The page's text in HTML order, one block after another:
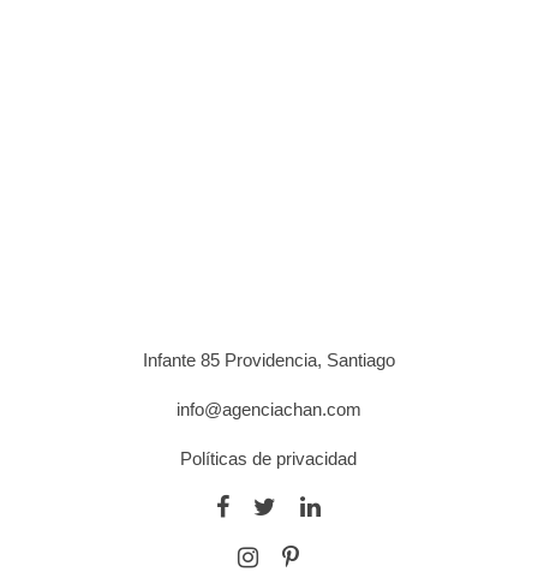
Infante 85 Providencia, Santiago
info@agenciachan.com
Políticas de privacidad